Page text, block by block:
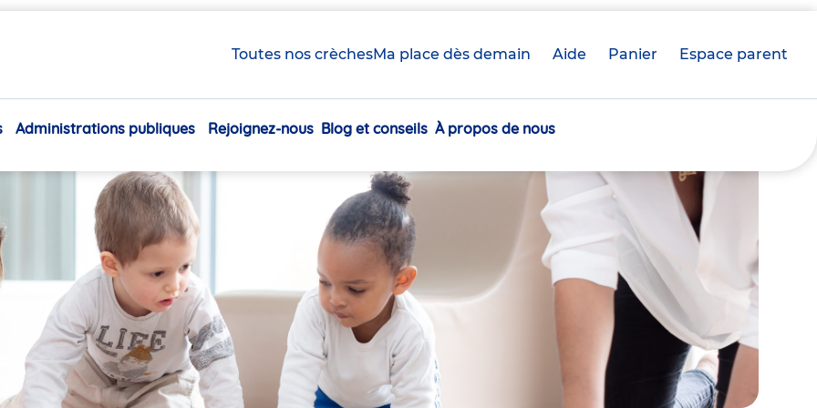
Toutes nos crèchesMa place dès demain Aide Panier crèche(s)
Espace parent
Navigation
Administrations publiques Rejoignez-nous Blog et conseils À propos de nous